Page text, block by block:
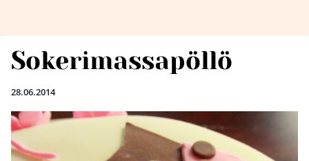
Sokerimassapöllö
28.06.2014